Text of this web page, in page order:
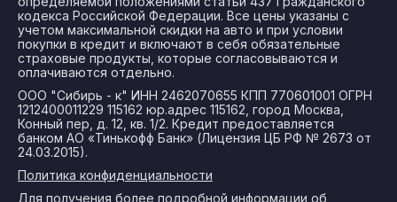
кодекса Российской Федерации. Все цены указаны с
учетом максимальной скидки на авто и при условии
покупки в кредит и включают в себя обязательные
страховые продукты, которые согласовываются и
оплачиваются отдельно.
ООО "Сибирь - к" ИНН 2462070655 КПП 770601001 ОГРН
1212400011229 115162 юр.адрес 115162, город Москва,
Конный пер, д. 12, кв. 1/2. Кредит предоставляется
банком АО «Тинькофф Банк» (Лицензия ЦБ РФ № 2673 от
24.03.2015).
Политика конфиденциальности
Для получения более подробной информации об